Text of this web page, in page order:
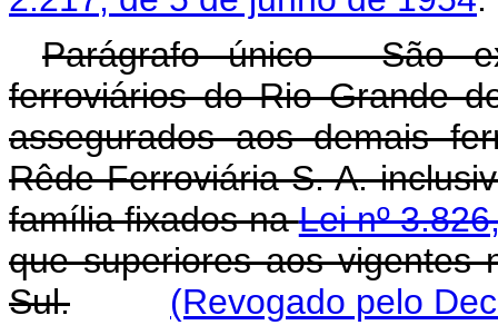
Parágrafo único - São
ferroviários do Rio Grande
assegurados aos demais
Rêde Ferroviária S. A.
família fixados naLei nº
que superiores aos vigentes
Sul.
(Revogado pelo